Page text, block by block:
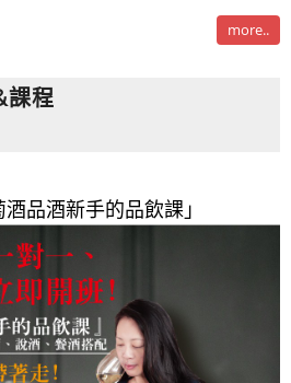
more..
課程
品酒新手的品飲課」